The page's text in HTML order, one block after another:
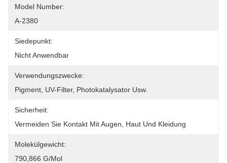
Model Number:
A-2380
Siedepunkt:
Nicht Anwendbar
Verwendungszwecke:
Pigment, UV-Filter, Photokatalysator Usw.
Sicherheit:
Vermeiden Sie Kontakt Mit Augen, Haut Und Kleidung
Molekülgewicht:
790,866 G/mol